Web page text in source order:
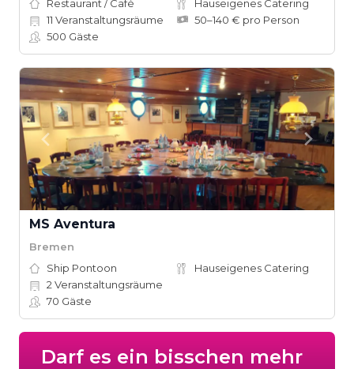
Restaurant / Café
Hauseigenes Catering
11 Veranstaltungsräume
50–140 € pro Person
500 Gäste
MS Aventura
Bremen
Ship Pontoon
Hauseigenes Catering
2 Veranstaltungsräume
70 Gäste
Darf es ein bisschen mehr